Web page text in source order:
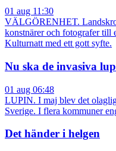
01 aug 11:30
VÄLGÖRENHET.
konstnärer och fotografer till
Kulturnatt med ett gott syfte.
Nu ska de invasiva
01 aug 06:48
LUPIN. I maj blev det
Sverige. I flera kommuner
Det händer i helgen